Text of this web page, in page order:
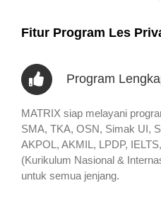
Fitur Program Les
Program
MATRIX siap melayani
SMA, TKA, OSN, Simak UI,
AKPOL, AKMIL, LPDP,
(Kurikulum Nasional &
untuk semua jenjang.